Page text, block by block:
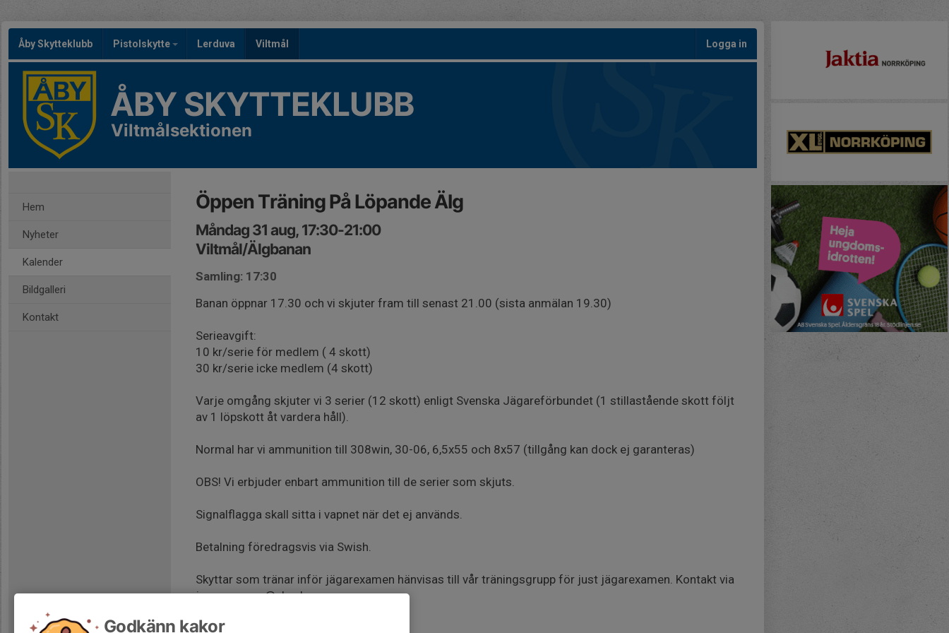
Åby Skytteklubb Pistolskytte Lerduva Viltmål Logga in
ÅBY SKYTTEKLUBB
Viltmålsektionen
Hem
Nyheter
Kalender
Bildgalleri
Kontakt
Öppen Träning På Löpande Älg
Måndag 31 aug, 17:30-21:00
Viltmål/Älgbanan
Samling: 17:30
Banan öppnar 17.30 och vi skjuter fram till senast 21.00 (sista anmälan 19.30)
Serieavgift:
10 kr/serie för medlem ( 4 skott)
30 kr/serie icke medlem (4 skott)
Varje omgång skjuter vi 3 serier (12 skott) enligt Svenska Jägareförbundet (1 stillastående skott följt
av 1 löpskott åt vardera håll).
Normal har vi ammunition till 308win, 30-06, 6,5x55 och 8x57 (tillgång kan dock ej garanteras)
OBS! Vi erbjuder enbart ammunition till de serier som skjuts.
Signalflagga skall sitta i vapnet när det ej används.
Betalning föredragsvis via Swish.
Skyttar som tränar inför jägarexamen hänvisas till vår träningsgrupp för just jägarexamen. Kontakt via
jagarexamen@abysk.se
Godkänn kakor